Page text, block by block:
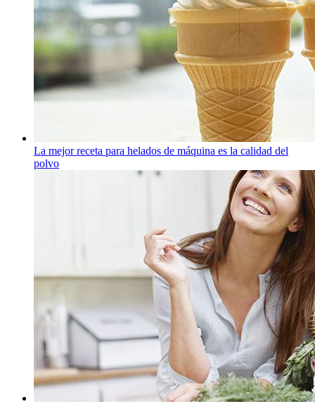
La mejor receta para helados de máquina es la calidad del
polvo